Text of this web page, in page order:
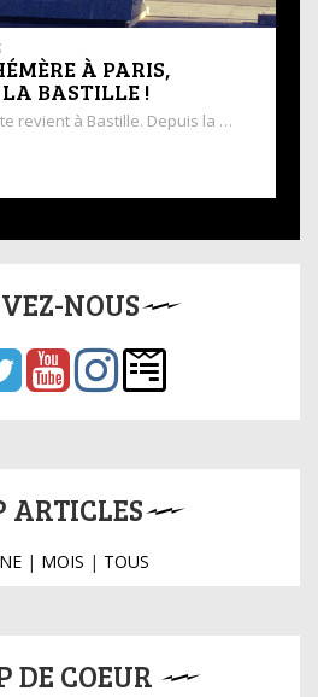
À PARIS,
LA BASTILLE !
revient à Bastille. Depuis la …
NOUS
ARTICLES
| MOIS | TOUS
DE COEUR